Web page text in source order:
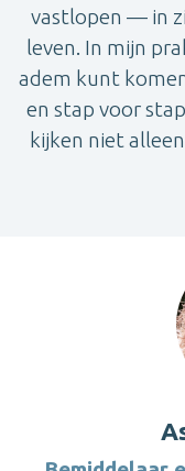
vastlopen — in
leven. In mijn
adem kunt
en stap voor
kijken niet